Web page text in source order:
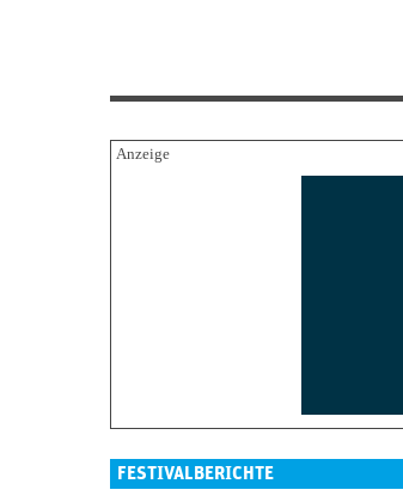
FESTIVALBERICHTE